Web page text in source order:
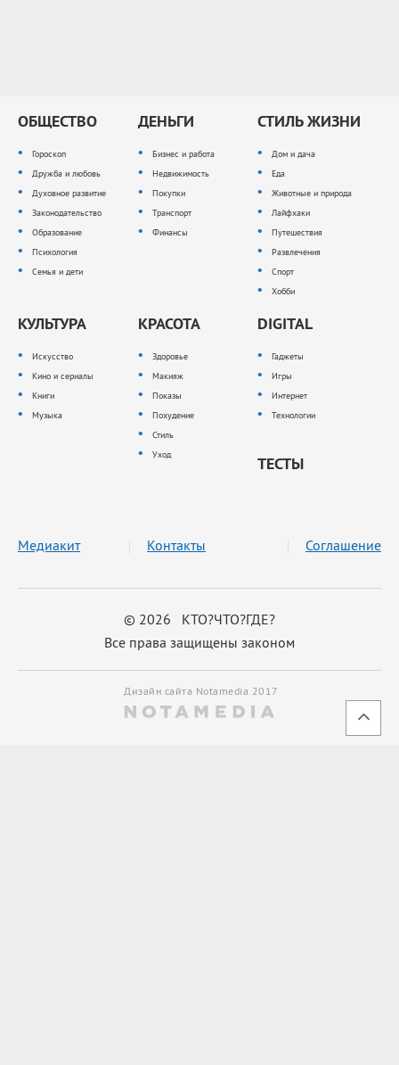
ОБЩЕСТВО
Гороскоп
Дружба и любовь
Духовное развитие
Законодательство
Образование
Психология
Семья и дети
ДЕНЬГИ
Бизнес и работа
Недвижимость
Покупки
Транспорт
Финансы
СТИЛЬ ЖИЗНИ
Дом и дача
Еда
Животные и природа
Лайфхаки
Путешествия
Развлечения
Спорт
Хобби
КУЛЬТУРА
Искусство
Кино и сериалы
Книги
Музыка
КРАСОТА
Здоровье
Макияж
Показы
Похудение
Стиль
Уход
DIGITAL
Гаджеты
Игры
Интернет
Технологии
ТЕСТЫ
© 2026 КТО?ЧТО?ГДЕ?
Все права защищены законом
Медиакит Контакты Соглашение
Дизайн сайта Notamedia 2017